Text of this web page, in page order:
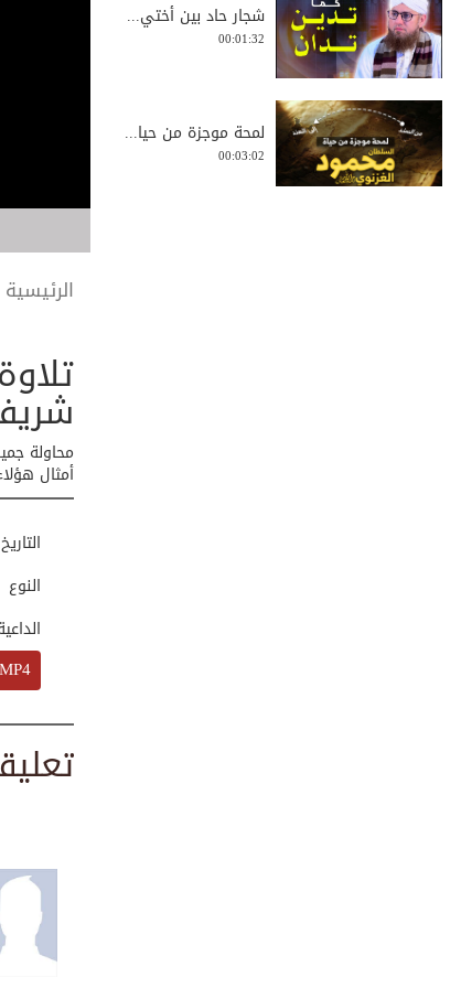
الرئيسية
محاولة
أمثال
التاريخ
النوع
MP4
شجار حاد بين أختي...
00:01:32
لمحة موجزة من حيا...
00:03:02